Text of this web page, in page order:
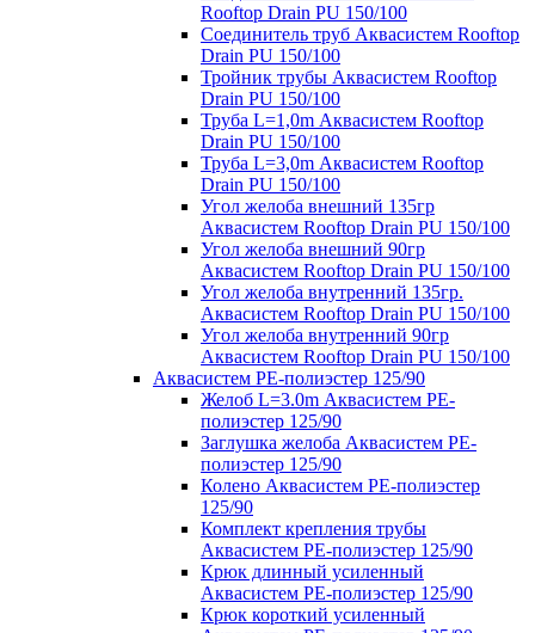
Rooftop Drain PU 150/100
Соединитель труб Аквасистем Rooftop
Drain PU 150/100
Тройник трубы Аквасистем Rooftop
Drain PU 150/100
Труба L=1,0m Аквасистем Rooftop
Drain PU 150/100
Труба L=3,0m Аквасистем Rooftop
Drain PU 150/100
Угол желоба внешний 135гр
Аквасистем Rooftop Drain PU 150/100
Угол желоба внешний 90гр
Аквасистем Rooftop Drain PU 150/100
Угол желоба внутренний 135гр.
Аквасистем Rooftop Drain PU 150/100
Угол желоба внутренний 90гр
Аквасистем Rooftop Drain PU 150/100
Аквасистем PE-полиэстер 125/90
Желоб L=3.0m Аквасистем PE-
полиэстер 125/90
Заглушка желоба Аквасистем PE-
полиэстер 125/90
Колено Аквасистем PE-полиэстер
125/90
Комплект крепления трубы
Аквасистем PE-полиэстер 125/90
Крюк длинный усиленный
Аквасистем PE-полиэстер 125/90
Крюк короткий усиленный